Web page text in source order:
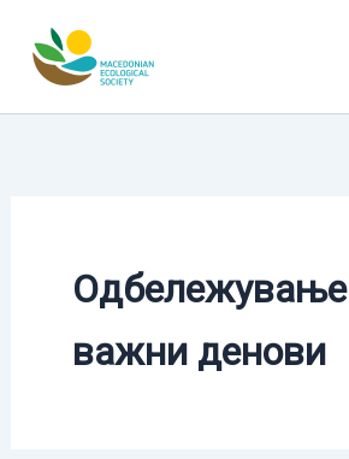
content
Одбележување
важни денови